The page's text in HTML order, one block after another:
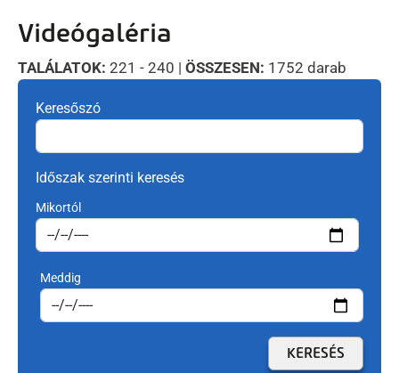
Videógaléria
TALÁLATOK: 221 - 240 | ÖSSZESEN: 1752 darab
Keresőszó
Időszak szerinti keresés
Mikortól
Meddig